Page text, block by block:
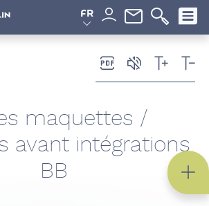
FR
maquettes /
avant intégrations
BB
cookies